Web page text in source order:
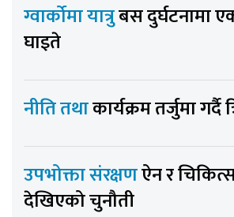
ग्वार्कोमा यात्रुबस दुर्घटनामा
घाइते
नीति तथाकार्यक्रम तर्जुमा गर्दै
उपभोक्ता संरक्षणऐन र
देखिएको चुनौती